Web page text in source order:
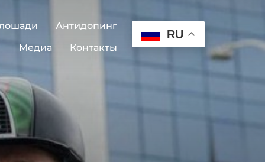
Антидопинг
Медиа
Контакты
RU